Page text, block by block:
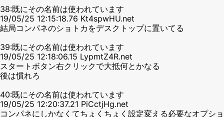
38:既にその名前は使われています
19/05/25 12:15:18.76 Kt4spwHU.net
結局コンパネのショトカをデスクトップに置いてる
39:既にその名前は使われています
19/05/25 12:18:06.15 LypmtZ4R.net
スタートボタン右クリックで大抵何とかなる
後は慣れろ
40:既にその名前は使われています
19/05/25 12:20:37.21 PiCctjHg.net
コンパネにしかなくてちょくちょく設定変える必要なオプショ